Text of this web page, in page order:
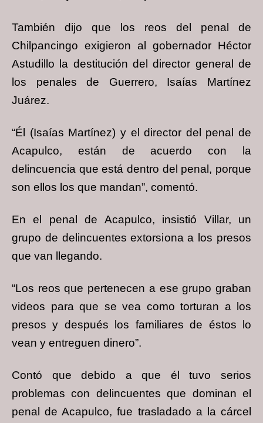
También dijo que los reos del penal de
Chilpancingo exigieron al gobernador Héctor
Astudillo la destitución del director general de
los penales de Guerrero, Isaías Martínez
Juárez.
“Él (Isaías Martínez) y el director del penal de
Acapulco, están de acuerdo con la
delincuencia que está dentro del penal, porque
son ellos los que mandan”, comentó.
En el penal de Acapulco, insistió Villar, un
grupo de delincuentes extorsiona a los presos
que van llegando.
“Los reos que pertenecen a ese grupo graban
videos para que se vea como torturan a los
presos y después los familiares de éstos lo
vean y entreguen dinero”.
Contó que debido a que él tuvo serios
problemas con delincuentes que dominan el
penal de Acapulco, fue trasladado a la cárcel